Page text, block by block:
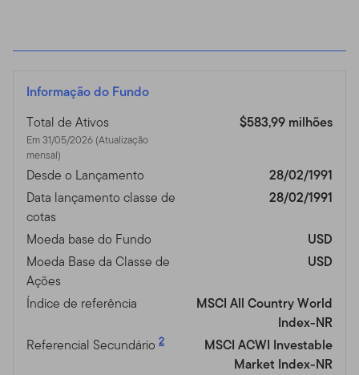
Informação do Fundo
Total de Ativos
Em 31/05/2026 (Atualização
mensal)
$583,99 milhões
Desde o Lançamento
28/02/1991
Data lançamento classe de
cotas
28/02/1991
Moeda base do Fundo
USD
Moeda Base da Classe de
Ações
USD
Índice de referência
MSCI All Country World
Index-NR
Referencial Secundário 2
MSCI ACWI Investable
Market Index-NR